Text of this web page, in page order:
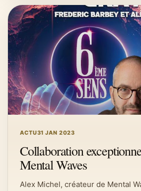
ACTU31 JAN 2023
Collaboration
Mental Waves
Alex Michel, créateur de Mental